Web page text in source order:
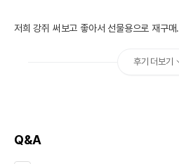
저희 강쥐 써보고 좋아서 선물용으로 재구매.
후기 더보기
Q&A